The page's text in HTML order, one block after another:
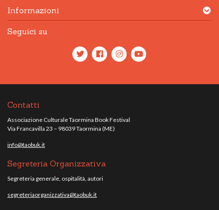
Informazioni
Seguici su
Contatti
Associazione Culturale Taormina Book Festival
Via Francavilla 23 – 98039 Taormina (ME)
info@taobuk.it
Segreteria Organizzativa
Segreteria generale, ospitalità, autori
segreteriaorganizzativa@taobuk.it